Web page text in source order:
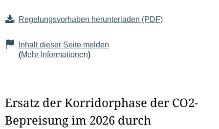
Regelungsvorhaben herunterladen (PDF)
Inhalt dieser Seite melden
(Mehr Informationen)
Ersatz der Korridorphase der CO2-
Bepreisung im 2026 durch